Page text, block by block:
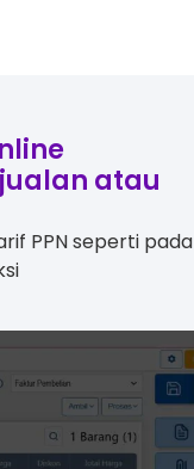
atau
PPN seperti pada